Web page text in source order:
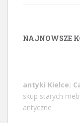
NAJNOWSZE
antyki Kielce:
skup starych
antyczne